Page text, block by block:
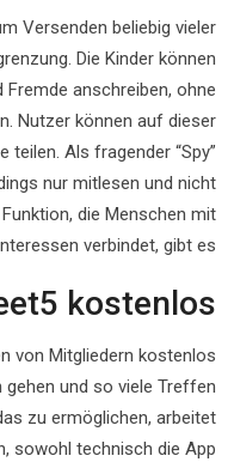
Versenden beliebig vieler
Die Kinder können
anschreiben, ohne
Nutzer können auf dieser
Als fragender “Spy”
nur mitlesen und nicht
die Menschen mit
verbindet, gibt es.
kostenlos?
von Mitgliedern kostenlos
und so viele Treffen
zu ermöglichen, arbeitet
sowohl technisch die App